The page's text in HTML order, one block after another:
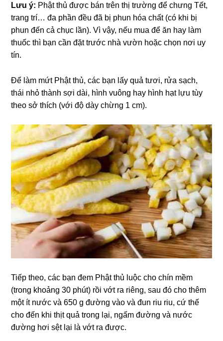
Lưu ý: Phật thủ được bán trên thị trường để chưng Tết,
trang trí… đa phần đều đã bị phun hóa chất (có khi bị
phun đến cả chục lần). Vì vậy, nếu mua để ăn hay làm
thuốc thì bạn cần đặt trước nhà vườn hoặc chọn nơi uy
tín.
Để làm mứt Phật thủ, các bạn lấy quả tươi, rửa sạch,
thái nhỏ thành sợi dài, hình vuông hay hình hạt lựu tùy
theo sở thích (với độ dày chừng 1 cm).
Tiếp theo, các bạn đem Phật thủ luộc cho chín mềm
(trong khoảng 30 phút) rồi vớt ra riêng, sau đó cho thêm
một ít nước và 650 g đường vào và đun riu riu, cứ thế
cho đến khi thịt quả trong lại, ngấm đường và nước
đường hơi sệt lại là vớt ra được.